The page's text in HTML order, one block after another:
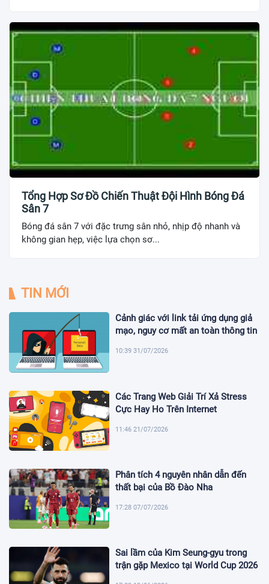
Tổng Hợp Sơ Đồ Chiến Thuật Đội Hình Bóng Đá
Sân 7
Bóng đá sân 7 với đặc trưng sân nhỏ, nhịp độ nhanh và
không gian hẹp, việc lựa chọn sơ...
TIN MỚI
Cảnh giác với link tải ứng dụng giả
mạo, nguy cơ mất an toàn thông tin
10:39 31/07/2026
Các Trang Web Giải Trí Xả Stress
Cực Hay Ho Trên Internet
11:46 21/07/2026
Phân tích 4 nguyên nhân dẫn đến
thất bại của Bồ Đào Nha
17:28 07/07/2026
Sai lầm của Kim Seung-gyu trong
trận gặp Mexico tại World Cup 2026